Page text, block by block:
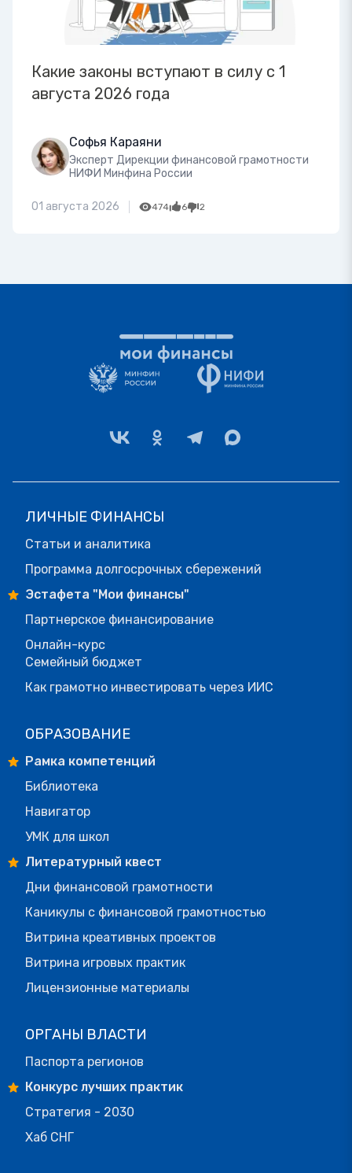
Какие законы вступают в силу с 1
августа 2026 года
Софья Караяни
Эксперт Дирекции финансовой грамотности
НИФИ Минфина России
01 августа 2026 474 6 2
ЛИЧНЫЕ ФИНАНСЫ
Статьи и аналитика
Программа долгосрочных сбережений
Эстафета "Мои финансы"
Партнерское финансирование
Онлайн-курс
Семейный бюджет
Как грамотно инвестировать через ИИС
ОБРАЗОВАНИЕ
Рамка компетенций
Библиотека
Навигатор
УМК для школ
Литературный квест
Дни финансовой грамотности
Каникулы с финансовой грамотностью
Витрина креативных проектов
Витрина игровых практик
Лицензионные материалы
ОРГАНЫ ВЛАСТИ
Паспорта регионов
Конкурс лучших практик
Стратегия - 2030
Хаб СНГ